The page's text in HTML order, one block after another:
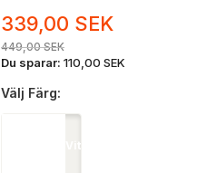
339,00 SEK
449,00 SEK
Du sparar: 110,00 SEK
Välj Färg:
Vit